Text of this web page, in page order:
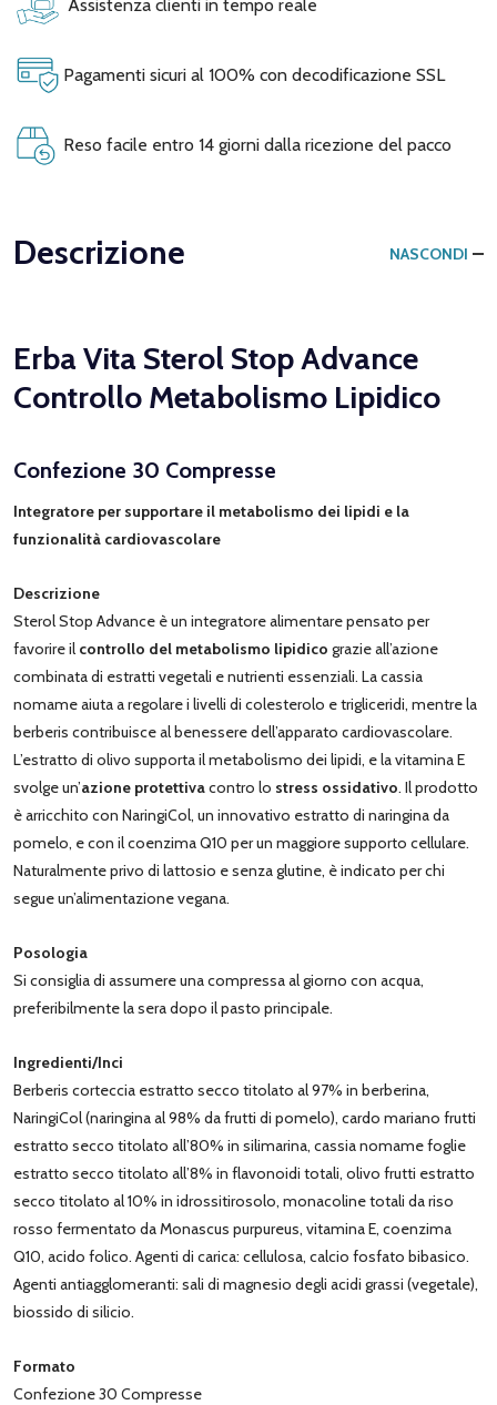
Assistenza clienti in tempo reale
Pagamenti sicuri al 100% con decodificazione SSL
Reso facile entro 14 giorni dalla ricezione del pacco
Descrizione NASCONDI
Erba Vita Sterol Stop Advance
Controllo Metabolismo Lipidico
Confezione 30 Compresse
Integratore per supportare il metabolismo dei lipidi e la
funzionalità cardiovascolare
Descrizione
Sterol Stop Advance è un integratore alimentare pensato per
favorire il controllo del metabolismo lipidico grazie all’azione
combinata di estratti vegetali e nutrienti essenziali. La cassia
nomame aiuta a regolare i livelli di colesterolo e trigliceridi, mentre la
berberis contribuisce al benessere dell’apparato cardiovascolare.
L’estratto di olivo supporta il metabolismo dei lipidi, e la vitamina E
svolge un’azione protettivacontro lo stress ossidativo. Il prodotto
è arricchito con NaringiCol, un innovativo estratto di naringina da
pomelo, e con il coenzima Q10 per un maggiore supporto cellulare.
Naturalmente privo di lattosio e senza glutine, è indicato per chi
segue un’alimentazione vegana.
Posologia
Si consiglia di assumere una compressa al giorno con acqua,
preferibilmente la sera dopo il pasto principale.
Ingredienti/Inci
Berberis corteccia estratto secco titolato al 97% in berberina,
NaringiCol (naringina al 98% da frutti di pomelo), cardo mariano frutti
estratto secco titolato all’80% in silimarina, cassia nomame foglie
estratto secco titolato all’8% in flavonoidi totali, olivo frutti estratto
secco titolato al 10% in idrossitirosolo, monacoline totali da riso
rosso fermentato da Monascus purpureus, vitamina E, coenzima
Q10, acido folico. Agenti di carica: cellulosa, calcio fosfato bibasico.
Agenti antiagglomeranti: sali di magnesio degli acidi grassi (vegetale),
biossido di silicio.
Formato
Confezione 30 Compresse